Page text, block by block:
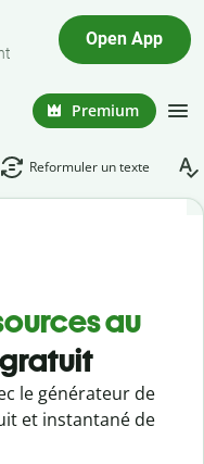
Open App
Premium
Reformuler un texte
au
gratuit
le générateur de
et instantané de